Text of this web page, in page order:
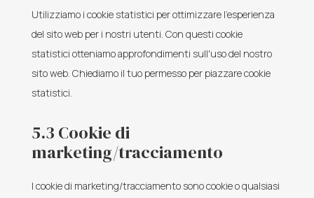
Utilizziamo i cookie statistici per ottimizzare l'esperienza
del sito web per i nostri utenti. Con questi cookie
statistici otteniamo approfondimenti sull'uso del nostro
sito web. Chiediamo il tuo permesso per piazzare cookie
statistici.
5.3 Cookie di
marketing/tracciamento
I cookie di marketing/tracciamento sono cookie o qualsiasi